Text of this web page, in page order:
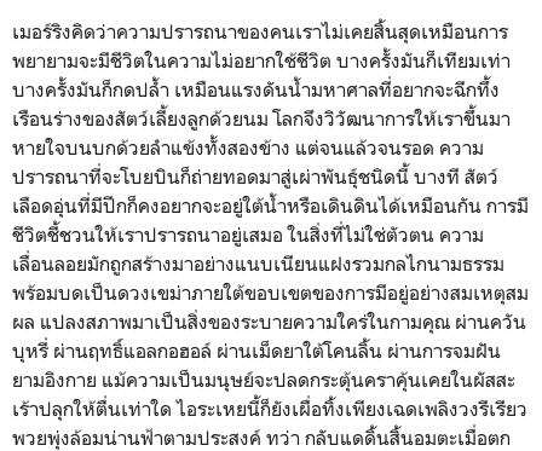
เมอร์ริงคิดว่าความปรารถนาของคนเราไม่เคยสิ้นสุดเหมือนการ
พยายามจะมีชีวิตในความไม่อยากใช้ชีวิต บางครั้งมันก็เทียมเท่า
บางครั้งมันก็กดปล้ำ เหมือนแรงดันน้ำมหาศาลที่อยากจะฉีกทึ้ง
เรือนร่างของสัตว์เลี้ยงลูกด้วยนม โลกจึงวิวัฒนาการให้เราขึ้นมา
หายใจบนบกด้วยลำแข้งทั้งสองข้าง แต่จนแล้วจนรอด ความ
ปรารถนาที่จะโบยบินก็ถ่ายทอดมาสู่เผ่าพันธุ์ชนิดนี้ บางที สัตว์
เลือดอุ่นที่มีปีกก็คงอยากจะอยู่ใต้น้ำหรือเดินดินได้เหมือนกัน การมี
ชีวิตชี้ชวนให้เราปรารถนาอยู่เสมอ ในสิ่งที่ไม่ใช่ตัวตน ความ
เลื่อนลอยมักถูกสร้างมาอย่างแนบเนียนแฝงรวมกลไกนามธรรม
พร้อมบดเป็นดวงเขม่าภายใต้ขอบเขตของการมีอยู่อย่างสมเหตุสม
ผล แปลงสภาพมาเป็นสิ่งของระบายความใคร่ในกามคุณ ผ่านควัน
บุหรี่ ผ่านฤทธิ์แอลกอฮอล์ ผ่านเม็ดยาใต้โคนลิ้น ผ่านการจมฝัน
ยามอิงกาย แม้ความเป็นมนุษย์จะปลดกระตุ้นคราคุ้นเคยในผัสสะ
เร้าปลุกให้ตื่นเท่าใด ไอระเหยนี้ก็ยังเผื่อทิ้งเพียงเฉดเพลิงวงรีเรียว
พวยพุ่งล้อมน่านฟ้าตามประสงค์ ทว่า กลับแดดิ้นสิ้นอมตะเมื่อตก